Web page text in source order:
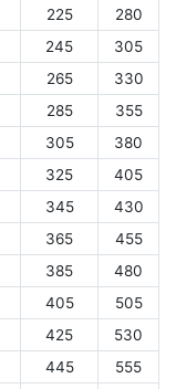
225
280
245
305
265
330
285
355
305
380
325
405
345
430
365
455
385
480
405
505
425
530
445
555